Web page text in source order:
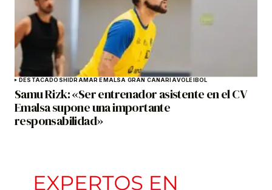
DESTACADOSHIDRAMAR EMALSA GRAN CANARIAVOLEIBOL
Samu Rizk: «Ser entrenador asistente en el CV
Emalsa supone una importante
responsabilidad»